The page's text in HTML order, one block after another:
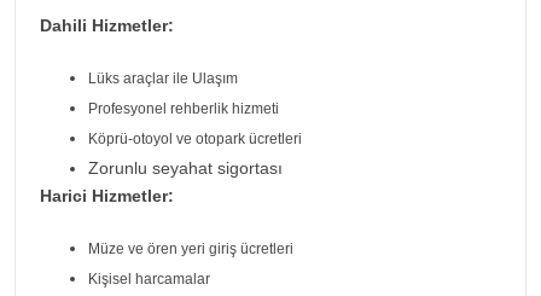
Dahili Hizmetler:
Lüks araçlar ile Ulaşım
Profesyonel rehberlik hizmeti
Köprü-otoyol ve otopark ücretleri
Zorunlu seyahat sigortası
Harici Hizmetler:
Müze ve ören yeri giriş ücretleri
Kişisel harcamalar